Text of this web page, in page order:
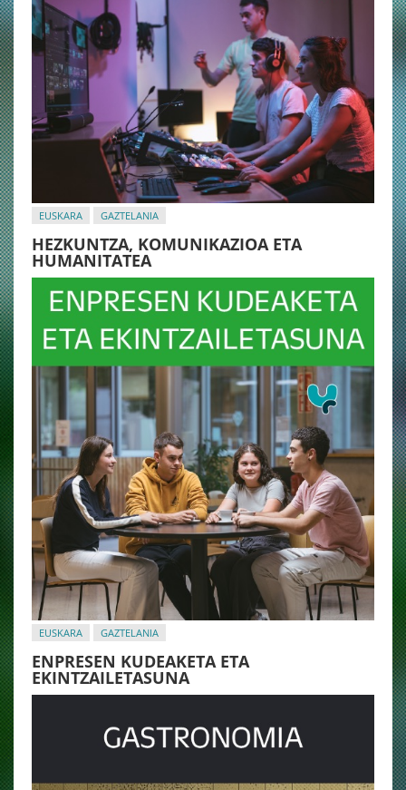
EUSKARA GAZTELANIA
HEZKUNTZA, KOMUNIKAZIOA ETA
HUMANITATEA
EUSKARA GAZTELANIA
ENPRESEN KUDEAKETA ETA
EKINTZAILETASUNA